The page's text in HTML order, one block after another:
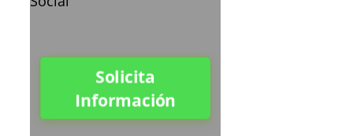
Solicita
Información